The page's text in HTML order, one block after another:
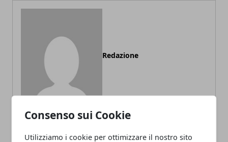
Consenso sui Cookie
Utilizziamo i cookie per ottimizzare il nostro sito
Redazione